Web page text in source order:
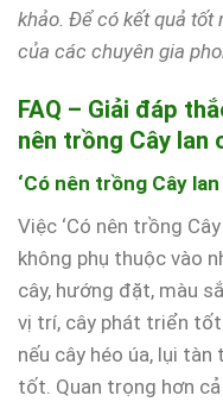
khảo. Để có kết quả tốt
của các chuyên gia
FAQ – Giải đáp
nên trồng Cây lan
‘Có nên trồng Cây
Việc ‘Có nên trồng
không phụ thuộc vào
cây, hướng đặt, màu
vị trí, cây phát triển
nếu cây héo úa, lụi
tốt. Quan trọng hơn